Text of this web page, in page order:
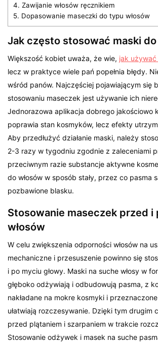
4. Zawijanie włosów ręcznikiem
5. Dopasowanie maseczki do typu włosów
Jak często stosować maski do
Większość kobiet uważa, że wie, jak używać
lecz w praktyce wiele pań popełnia błędy.
wśród panów. Najczęściej pojawiającym się
stosowaniu maseczek jest używanie ich
Jednorazowa aplikacja dobrego jakościowo
poprawia stan kosmyków, lecz efekty
Aby przedłużyć działanie maski, należy
2-3 razy w tygodniu zgodnie z zaleceniami
przeciwnym razie substancje aktywne
do włosów w sposób stały, przez co pasma
pozbawione blasku.
Stosowanie maseczek przed i
włosów
W celu zwiększenia odporności włosów na
mechaniczne i przesuszenie powinno się
i po myciu głowy. Maski na suche włosy w
głęboko odżywiają i odbudowują pasma, z
nakładane na mokre kosmyki i
ułatwiają rozczesywanie. Dzięki tym drugim
przed plątaniem i szarpaniem w trakcie
Stosowanie odżywek i masek na suche